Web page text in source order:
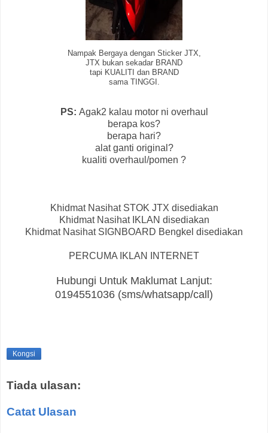
Nampak Bergaya dengan Sticker JTX,
JTX bukan sekadar BRAND
tapi KUALITI dan BRAND
sama TINGGI.
PS: Agak2 kalau motor ni overhaul
berapa kos?
berapa hari?
alat ganti original?
kualiti overhaul/pomen ?
Khidmat Nasihat STOK JTX disediakan
Khidmat Nasihat IKLAN disediakan
Khidmat Nasihat SIGNBOARD Bengkel disediakan
PERCUMA IKLAN INTERNET
Hubungi Untuk Maklumat Lanjut:
0194551036 (sms/whatsapp/call)
Kongsi
Tiada ulasan:
Catat Ulasan